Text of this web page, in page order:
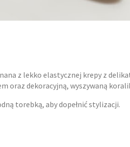
z lekko elastycznej krepy z
oraz dekoracyjną, wyszywaną
torebką, aby dopełnić stylizacji.